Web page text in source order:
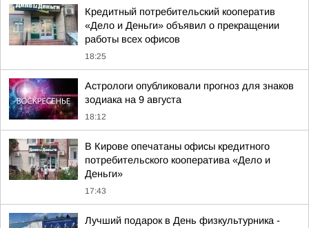
Кредитный потребительский кооператив
«Дело и Деньги» объявил о прекращении
работы всех офисов
18:25
Астрологи опубликовали прогноз для знаков
зодиака на 9 августа
18:12
В Кирове опечатаны офисы кредитного
потребительского кооператива «Дело и
Деньги»
17:43
Лучший подарок в День физкультурника -